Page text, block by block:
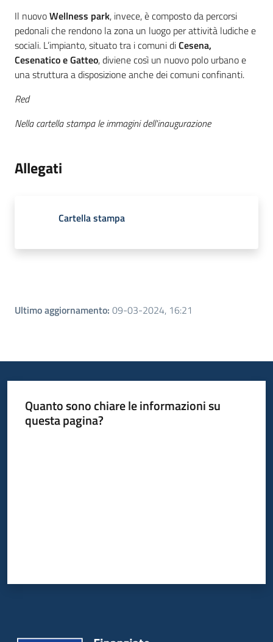
Il nuovoWellness park, invece, è composto da percorsi
pedonali che rendono la zona un luogo per attività ludiche e
sociali. L’impianto, situato tra i comuni diCesena,
Cesenatico e Gatteo, diviene così un nuovo polo urbano e
una struttura a disposizione anche dei comuni confinanti.
Red
Nella cartella stampa le immagini dell'inaugurazione
Allegati
Cartella stampa
Ultimo aggiornamento: 09-03-2024, 16:21
Quanto sono chiare le informazioni su
questa pagina?